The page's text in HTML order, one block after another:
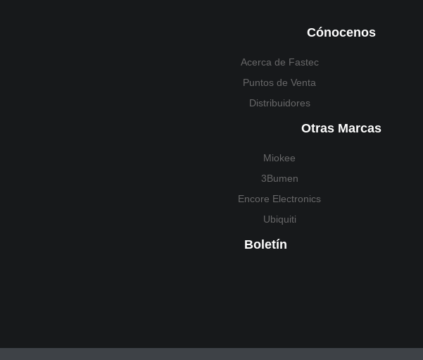
Cónocenos
Acerca de Fastec
Puntos de Venta
Distribuidores
Otras Marcas
Miokee
3Bumen
Encore Electronics
Ubiquiti
Boletín